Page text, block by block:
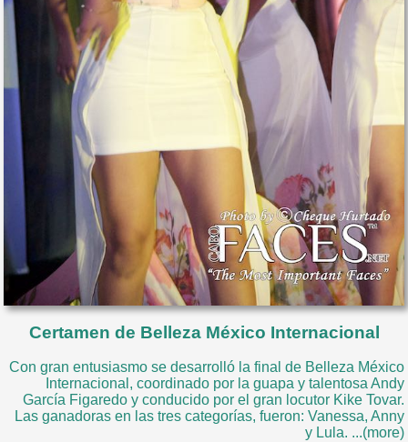
Certamen de Belleza México Internacional
Con gran entusiasmo se desarrolló la final de Belleza México
Internacional, coordinado por la guapa y talentosa Andy
García Figaredo y conducido por el gran locutor Kike Tovar.
Las ganadoras en las tres categorías, fueron: Vanessa, Anny
y Lula. ...(more)